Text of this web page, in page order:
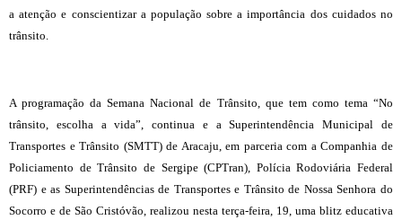
a atenção e conscientizar a população sobre a importância dos cuidados no
trânsito.
A programação da Semana Nacional de Trânsito, que tem como tema “No
trânsito, escolha a vida”, continua e a Superintendência Municipal de
Transportes e Trânsito (SMTT) de Aracaju, em parceria com a Companhia de
Policiamento de Trânsito de Sergipe (CPTran), Polícia Rodoviária Federal
(PRF) e as Superintendências de Transportes e Trânsito de Nossa Senhora do
Socorro e de São Cristóvão, realizou nesta terça-feira, 19, uma blitz educativa